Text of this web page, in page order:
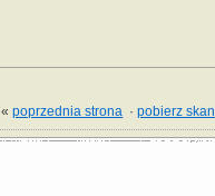
«poprzednia strona ·pobierz skan